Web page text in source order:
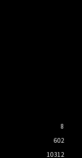
8
602
10312